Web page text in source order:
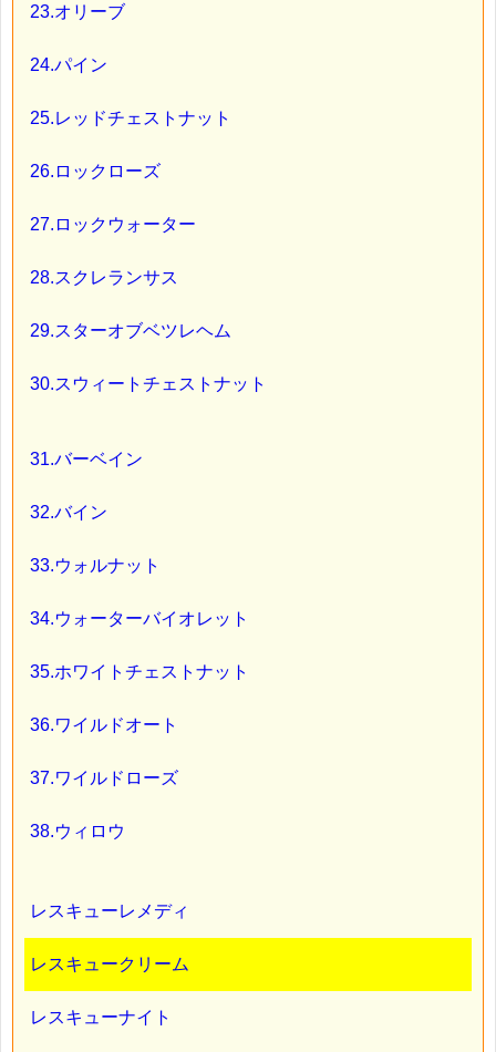
23.オリーブ
24.パイン
25.レッドチェストナット
26.ロックローズ
27.ロックウォーター
28.スクレランサス
29.スターオブベツレヘム
30.スウィートチェストナット
31.バーベイン
32.バイン
33.ウォルナット
34.ウォーターバイオレット
35.ホワイトチェストナット
36.ワイルドオート
37.ワイルドローズ
38.ウィロウ
レスキューレメディ
レスキュークリーム
レスキューナイト